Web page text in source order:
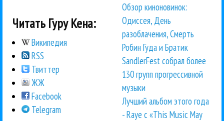
Читать Гуру Кена:
Википедия
RSS
Твиттер
ЖЖ
Facebook
Telegram
Обзор киноновинок:
Одиссея, День
разоблачения, Смерть
Робин Гуда и Братик
SandlerFest собрал более
130 групп прогрессивной
музыки
Лучший альбом этого года
- Raye с «This Music May